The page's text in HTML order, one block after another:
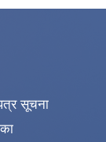
सूचना